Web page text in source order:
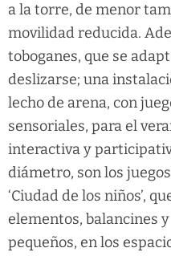
a la torre, de menor
movilidad reducida.
toboganes, que se
deslizarse; una
lecho de arena, con
sensoriales, para el
interactiva y
diámetro, son los
‘Ciudad de los niños’,
elementos, balancines
pequeños, en los